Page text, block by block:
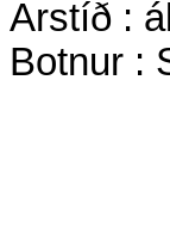
Arstíð :
Botnur :